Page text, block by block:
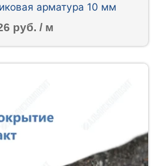
арматура 10 мм
руб. / м